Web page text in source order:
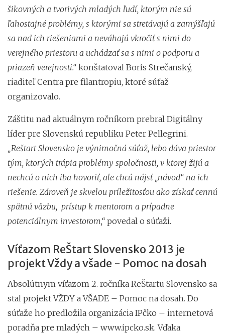
šikovných a tvorivých mladých ľudí, ktorým nie sú
ľahostajné problémy, s ktorými sa stretávajú a zamýšľajú
sa nad ich riešeniami a neváhajú vkročiť s nimi do
verejného priestoru a uchádzať sa s nimi o podporu a
priazeň verejnosti.“ konštatoval Boris Strečanský,
riaditeľ Centra pre filantropiu, ktoré súťaž
organizovalo.
Záštitu nad aktuálnym ročníkom prebral Digitálny
líder pre Slovenskú republiku Peter Pellegrini.
„Reštart Slovensko je výnimočná súťaž, lebo dáva priestor
tým, ktorých trápia problémy spoločnosti, v ktorej žijú a
nechcú o nich iba hovoriť, ale chcú nájsť „návod“ na ich
riešenie. Zároveň je skvelou príležitosťou ako získať cennú
spätnú väzbu, prístup k mentorom a prípadne
potenciálnym investorom,“ povedal o súťaži.
Víťazom ReŠtart Slovensko 2013 je
projekt Vždy a všade - Pomoc na dosah
Absolútnym víťazom 2. ročníka ReŠtartu Slovensko sa
stal projekt VŽDY a VŠADE – Pomoc na dosah. Do
súťaže ho predložila organizácia IPčko – internetová
poradňa pre mladých – www.ipcko.sk. Vďaka